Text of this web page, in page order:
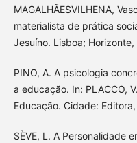
MAGALHÃESVILHENA,
materialista de prática
Jesuíno. Lisboa;
PINO, A. A psicologia
a educação. In: PLACCO,
Educação. Cidade:
SÈVE, L. A Personalidade